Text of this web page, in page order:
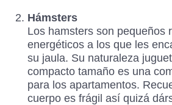
Hámsters
Los hamsters son pequeños
energéticos a los que les
su jaula. Su naturaleza
compacto tamaño es una
para los apartamentos.
cuerpo es frágil así quizá